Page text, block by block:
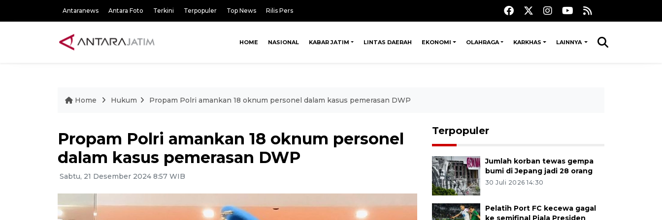
Antaranews Antara Foto Terkini Terpopuler Top News Rilis Pers
HOME NASIONAL KABAR JATIM LINTAS DAERAH EKONOMI OLAHRAGA KARKHAS LAINNYA
Home Hukum Propam Polri amankan 18 oknum personel dalam kasus pemerasan DWP
Propam Polri amankan 18 oknum personel
dalam kasus pemerasan DWP
Sabtu, 21 Desember 2024 8:57 WIB
Terpopuler
Jumlah korban tewas gempa
bumi di Jepang jadi 28 orang
30 Juli 2026 14:30
Pelatih Port FC kecewa gagal
ke semifinal Piala Presiden